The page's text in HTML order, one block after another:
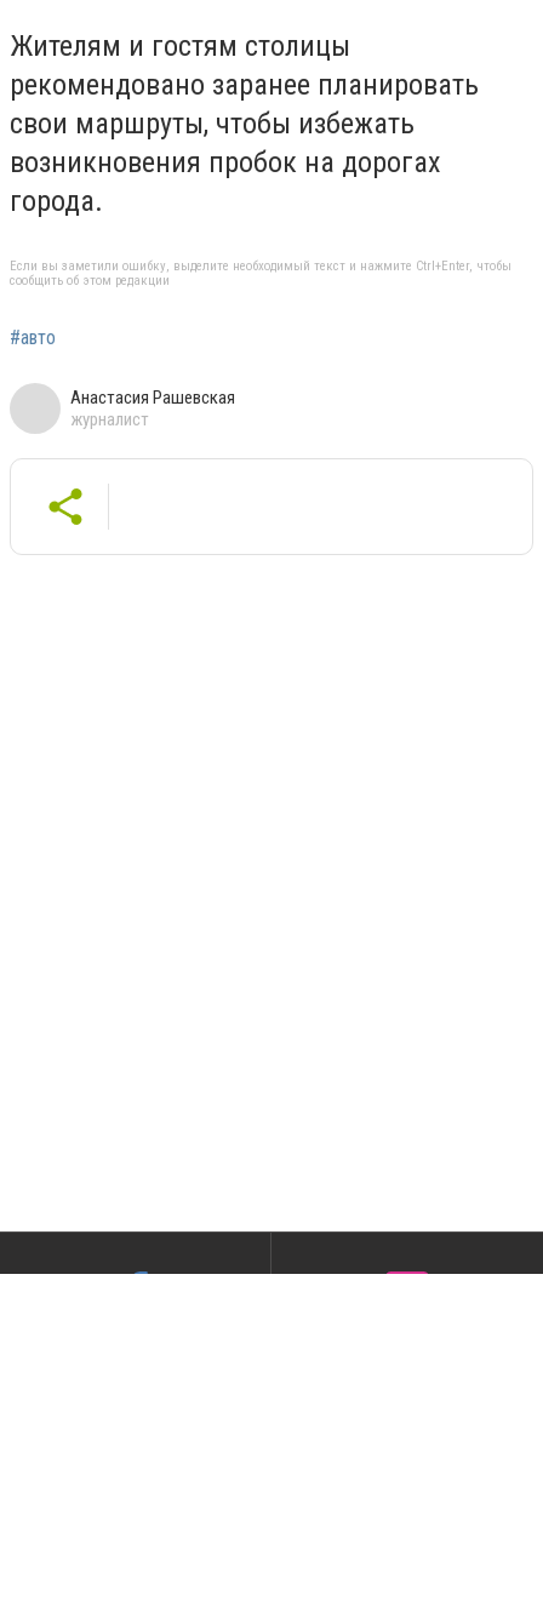
Жителям и гостям столицы
рекомендовано заранее планировать
свои маршруты, чтобы избежать
возникновения пробок на дорогах
города.
Если вы заметили ошибку, выделите необходимый текст и нажмите Ctrl+Enter, чтобы
сообщить об этом редакции
#авто
Анастасия Рашевская
журналист